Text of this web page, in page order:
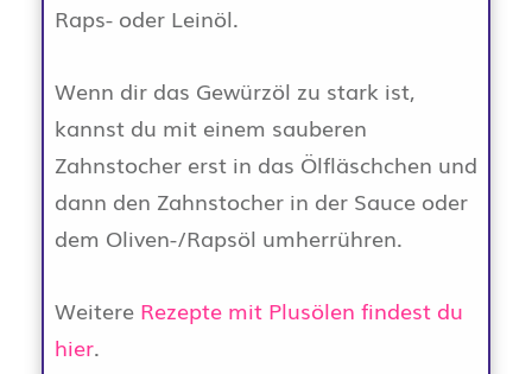
Raps- oder Leinöl.
Wenn dir das Gewürzöl zu stark ist,
kannst du mit einem sauberen
Zahnstocher erst in das Ölfläschchen und
dann den Zahnstocher in der Sauce oder
dem Oliven-/Rapsöl umherrühren.
Weitere Rezepte mit Plusölen findest du
hier.